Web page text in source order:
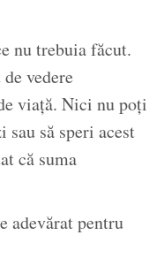
nu trebuia făcut.
vedere
viață. Nici nu poți
să speri acest
că suma
adevărat pentru